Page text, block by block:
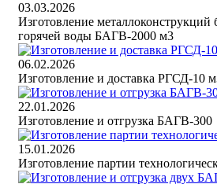
03.03.2026
Изготовление металлоконструкций
горячей воды БАГВ-2000 м3
06.02.2026
Изготовление и доставка РГСД-10
22.01.2026
Изготовление и отгрузка БАГВ-300
15.01.2026
Изготовление партии